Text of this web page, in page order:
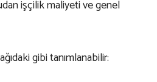
işçilik maliyeti ve genel
gibi tanımlanabilir: